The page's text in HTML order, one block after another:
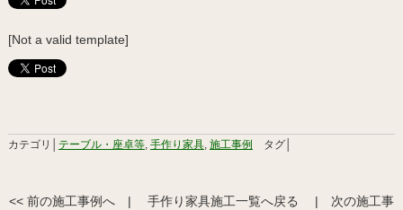
[Not a valid template]
カテゴリ│ テーブル・座卓等, 手作り家具, 施工事例 タグ│
<< 前の施工事例へ | 手作り家具施工一覧へ戻る | 次の施工事